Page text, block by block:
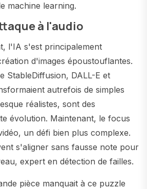
machine learning.
à l'audio
l'IA s'est principalement
d'images époustouflantes.
StableDiffusion, DALL-E et
autrefois de simples
réalistes, sont des
évolution. Maintenant, le focus
un défi bien plus complexe.
s'aligner sans fausse note pour
expert en détection de failles.
pièce manquait à ce puzzle